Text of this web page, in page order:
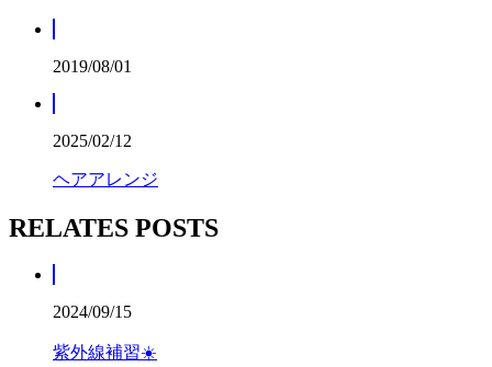
2019/08/01
2025/02/12
ヘアアレンジ
RELATES POSTS
2024/09/15
紫外線補習☀️